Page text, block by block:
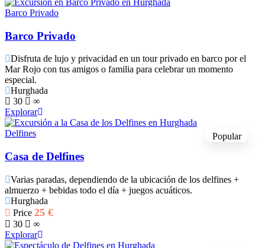
Barco Privado
Barco Privado
Disfruta de lujo y privacidad en un tour privado en barco por el
Mar Rojo con tus amigos o familia para celebrar un momento
especial.
Hurghada
30
∞
Explorar
Popular
Delfines
Casa de Delfines
Varias paradas, dependiendo de la ubicación de los delfines +
almuerzo + bebidas todo el día + juegos acuáticos.
Hurghada
Price 25 €
30
∞
Explorar